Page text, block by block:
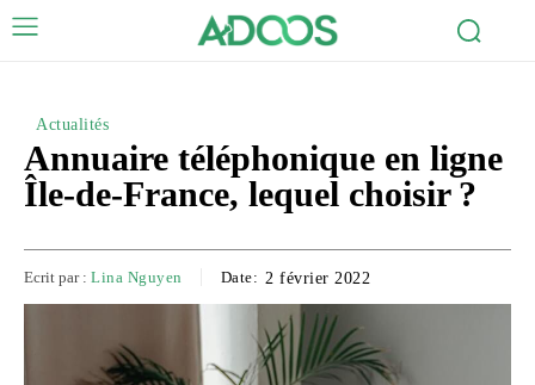
Actualités
Annuaire téléphonique en ligne
Île-de-France, lequel choisir ?
Ecrit par : Lina Nguyen Date: 2 février 2022